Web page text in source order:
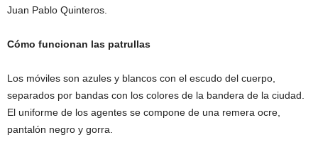
Juan Pablo Quinteros.
Cómo funcionan las patrullas
Los móviles son azules y blancos con el escudo del cuerpo,
separados por bandas con los colores de la bandera de la ciudad.
El uniforme de los agentes se compone de una remera ocre,
pantalón negro y gorra.